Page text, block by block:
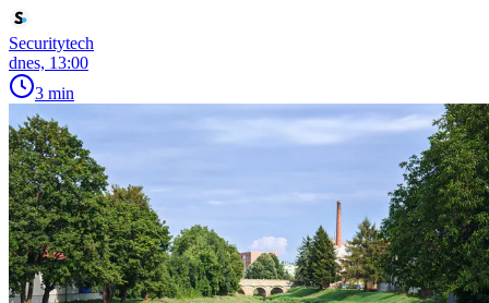
Securitytech
dnes, 13:00
3 min